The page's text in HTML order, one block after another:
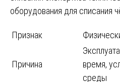
оборудования для списания
Признак
Причина
время,
среды